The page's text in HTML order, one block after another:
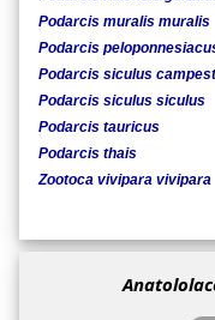
Podarcis muralis muralis
Podarcis
Podarcis siculus
Podarcis siculus siculus
Podarcis tauricus
Podarcis thais
Zootoca vivipara vivipara